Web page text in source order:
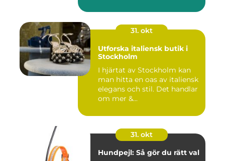
31. okt
Utforska italiensk butik i
Stockholm
I hjärtat av Stockholm kan
man hitta en oas av italiensk
elegans och stil. Det handlar
om mer &...
31. okt
Hundpejl: Så gör du rätt val